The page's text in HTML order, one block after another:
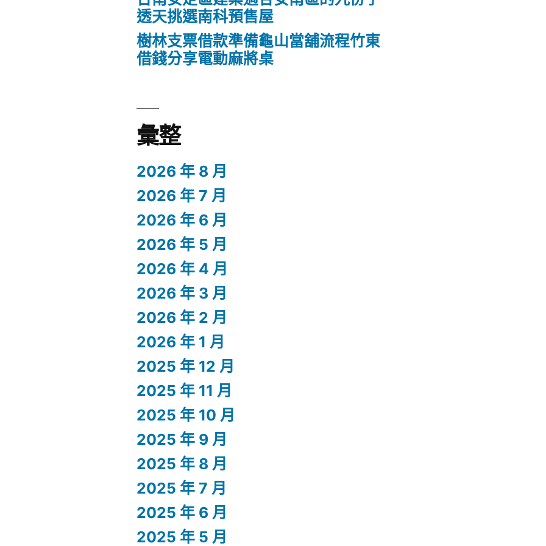
透天挑選南科預售屋
樹林支票借款準備龜山當舖流程竹東
借錢分享電動麻將桌
彙整
2026 年 8 月
2026 年 7 月
2026 年 6 月
2026 年 5 月
2026 年 4 月
2026 年 3 月
2026 年 2 月
2026 年 1 月
2025 年 12 月
2025 年 11 月
2025 年 10 月
2025 年 9 月
2025 年 8 月
2025 年 7 月
2025 年 6 月
2025 年 5 月